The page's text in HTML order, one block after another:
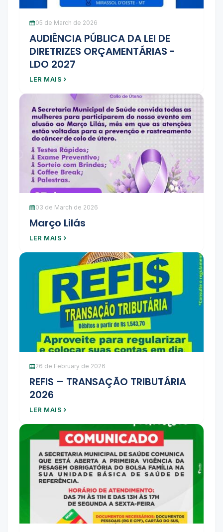
05 de March de 2026
AUDIÊNCIA PÚBLICA DA LEI DE
DIRETRIZES ORÇAMENTÁRIAS -
LDO 2027
LER MAIS
03 de March de 2026
Março Lilás
LER MAIS
26 de February de 2026
REFIS – TRANSAÇÃO TRIBUTÁRIA
2026
LER MAIS